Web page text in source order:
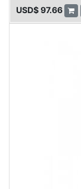
USD$97.66